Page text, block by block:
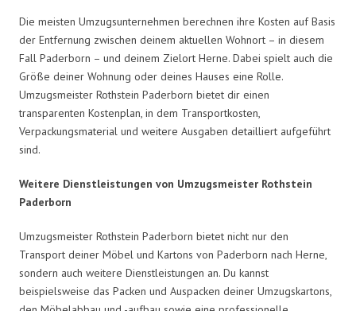
Die meisten Umzugsunternehmen berechnen ihre Kosten auf Basis
der Entfernung zwischen deinem aktuellen Wohnort – in diesem
Fall Paderborn – und deinem Zielort Herne. Dabei spielt auch die
Größe deiner Wohnung oder deines Hauses eine Rolle.
Umzugsmeister Rothstein Paderborn bietet dir einen
transparenten Kostenplan, in dem Transportkosten,
Verpackungsmaterial und weitere Ausgaben detailliert aufgeführt
sind.
Weitere Dienstleistungen von Umzugsmeister Rothstein
Paderborn
Umzugsmeister Rothstein Paderborn bietet nicht nur den
Transport deiner Möbel und Kartons von Paderborn nach Herne,
sondern auch weitere Dienstleistungen an. Du kannst
beispielsweise das Packen und Auspacken deiner Umzugskartons,